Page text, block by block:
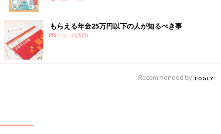
13:00子宮口5-6cm
本来なら8cmくらいまで待って無痛開始らしいけど、体力的にも
限界なので使いましょうと言われる。
13:30
麻酔が効き始め、途端に元気になる。
痛みはまったくなし。代わりにいきみたい感覚が出てきたのを必
もらえる年金25万円以下の人が知るべき事
PR(くらしの話題)
Recommended by